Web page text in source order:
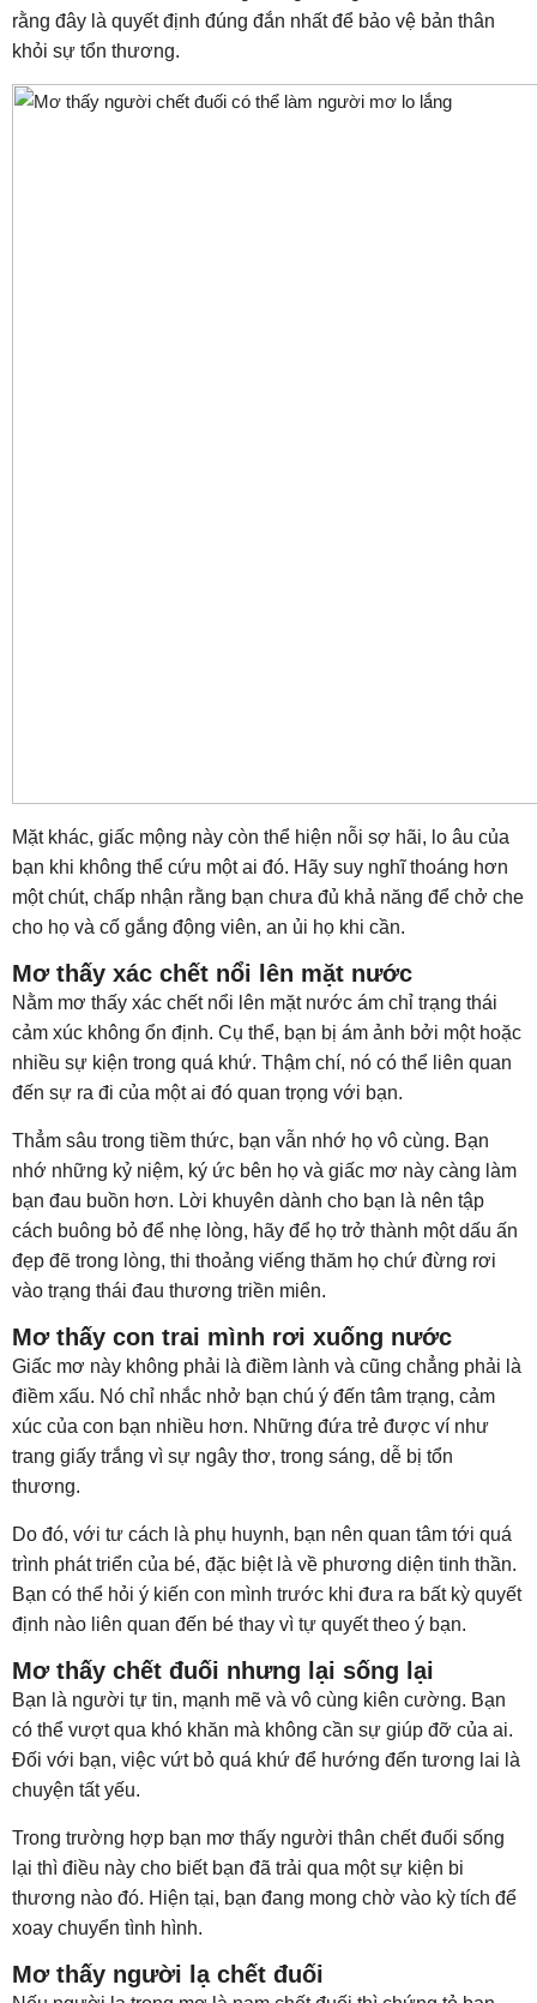
rằng đây là quyết định đúng đắn nhất để bảo vệ bản thân
khỏi sự tổn thương.
Mặt khác, giấc mộng này còn thể hiện nỗi sợ hãi, lo âu của
bạn khi không thể cứu một ai đó. Hãy suy nghĩ thoáng hơn
một chút, chấp nhận rằng bạn chưa đủ khả năng để chở che
cho họ và cố gắng động viên, an ủi họ khi cần.
Mơ thấy xác chết nổi lên mặt nước
Nằm mơ thấy xác chết nổi lên mặt nước ám chỉ trạng thái
cảm xúc không ổn định. Cụ thể, bạn bị ám ảnh bởi một hoặc
nhiều sự kiện trong quá khứ. Thậm chí, nó có thể liên quan
đến sự ra đi của một ai đó quan trọng với bạn.
Thẳm sâu trong tiềm thức, bạn vẫn nhớ họ vô cùng. Bạn
nhớ những kỷ niệm, ký ức bên họ và giấc mơ này càng làm
bạn đau buồn hơn. Lời khuyên dành cho bạn là nên tập
cách buông bỏ để nhẹ lòng, hãy để họ trở thành một dấu ấn
đẹp đẽ trong lòng, thi thoảng viếng thăm họ chứ đừng rơi
vào trạng thái đau thương triền miên.
Mơ thấy con trai mình rơi xuống nước
Giấc mơ này không phải là điềm lành và cũng chẳng phải là
điềm xấu. Nó chỉ nhắc nhở bạn chú ý đến tâm trạng, cảm
xúc của con bạn nhiều hơn. Những đứa trẻ được ví như
trang giấy trắng vì sự ngây thơ, trong sáng, dễ bị tổn
thương.
Do đó, với tư cách là phụ huynh, bạn nên quan tâm tới quá
trình phát triển của bé, đặc biệt là về phương diện tinh thần.
Bạn có thể hỏi ý kiến con mình trước khi đưa ra bất kỳ quyết
định nào liên quan đến bé thay vì tự quyết theo ý bạn.
Mơ thấy chết đuối nhưng lại sống lại
Bạn là người tự tin, mạnh mẽ và vô cùng kiên cường. Bạn
có thể vượt qua khó khăn mà không cần sự giúp đỡ của ai.
Đối với bạn, việc vứt bỏ quá khứ để hướng đến tương lai là
chuyện tất yếu.
Trong trường hợp bạn mơ thấy người thân chết đuối sống
lại thì điều này cho biết bạn đã trải qua một sự kiện bi
thương nào đó. Hiện tại, bạn đang mong chờ vào kỳ tích để
xoay chuyển tình hình.
Mơ thấy người lạ chết đuối